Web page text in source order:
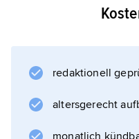
zu der Gattung der
humanpathogenen
kontaminierte
werden und sich in
Darmtrakt
redaktionell
altersgerecht
monatlich